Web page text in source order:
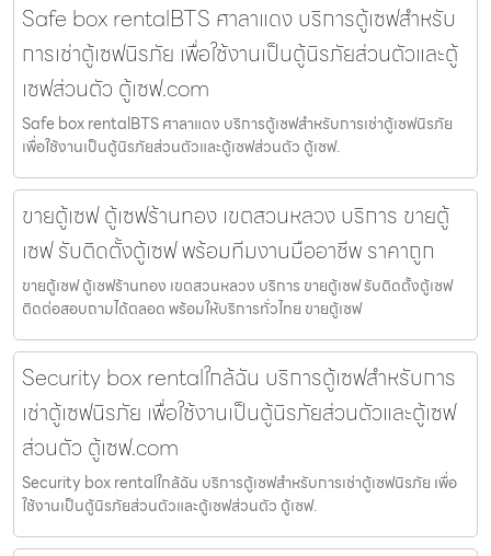
Safe box rentalBTS ศาลาแดง บริการตู้เซฟสำหรับ
การเช่าตู้เซฟนิรภัย เพื่อใช้งานเป็นตู้นิรภัยส่วนตัวและตู้
เซฟส่วนตัว ตู้เซฟ.com
Safe box rentalBTS ศาลาแดง บริการตู้เซฟสำหรับการเช่าตู้เซฟนิรภัย
เพื่อใช้งานเป็นตู้นิรภัยส่วนตัวและตู้เซฟส่วนตัว ตู้เซฟ.
ขายตู้เซฟ ตู้เซฟร้านทอง เขตสวนหลวง บริการ ขายตู้
เซฟ รับติดตั้งตู้เซฟ พร้อมทีมงานมืออาชีพ ราคาถูก
ขายตู้เซฟ ตู้เซฟร้านทอง เขตสวนหลวง บริการ ขายตู้เซฟ รับติดตั้งตู้เซฟ
ติดต่อสอบถามได้ตลอด พร้อมให้บริการทั่วไทย ขายตู้เซฟ
Security box rentalใกล้ฉัน บริการตู้เซฟสำหรับการ
เช่าตู้เซฟนิรภัย เพื่อใช้งานเป็นตู้นิรภัยส่วนตัวและตู้เซฟ
ส่วนตัว ตู้เซฟ.com
Security box rentalใกล้ฉัน บริการตู้เซฟสำหรับการเช่าตู้เซฟนิรภัย เพื่อ
ใช้งานเป็นตู้นิรภัยส่วนตัวและตู้เซฟส่วนตัว ตู้เซฟ.